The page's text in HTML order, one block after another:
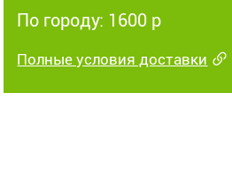
По городу: 1600 р
Полные условия доставки